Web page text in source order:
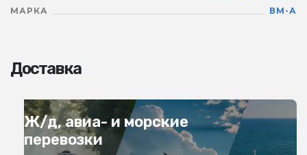
МАРКА
ВМ-А
Доставка
Ж/д, авиа- и морские
перевозки